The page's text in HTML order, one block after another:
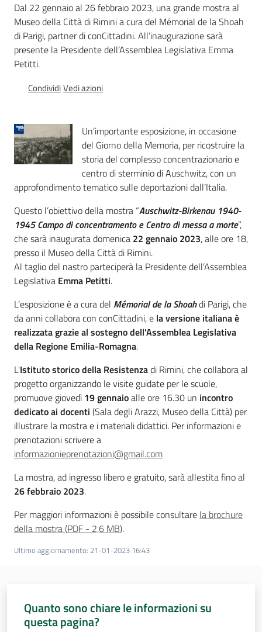
Seguici
su
Assemblea
Assemblea
Attività
Argomenti
Per i media
Dal 22 gennaio al 26 febbraio 2023, una grande mostra al
Museo della Città di Rimini a cura del Mémorial de la Shoah
di Parigi, partner di conCittadini. All’inaugurazione sarà
presente la Presidente dell’Assemblea Legislativa Emma
Petitti.
CondividiVedi azioni
Un’importante esposizione, in occasione
del Giorno della Memoria, per ricostruire la
storia del complesso concentrazionario e
centro di sterminio di Auschwitz, con un
approfondimento tematico sulle deportazioni dall’Italia.
Questo l’obiettivo della mostra “Auschwitz-Birkenau 1940-
1945 Campo di concentramento e Centro di messa a morte”,
che sarà inaugurata domenica 22 gennaio 2023, alle ore 18,
presso il Museo della Città di Rimini.
Al taglio del nastro parteciperà la Presidente dell’Assemblea
Legislativa Emma Petitti.
L’esposizione è a cura del Mémorial de la Shoahdi Parigi, che
da anni collabora con conCittadini, e la versione italiana è
realizzata grazie al sostegno dell'Assemblea Legislativa
della Regione Emilia-Romagna.
L'Istituto storico della Resistenzadi Rimini, che collabora al
progetto organizzando le visite guidate per le scuole,
promuove giovedì 19 gennaioalle ore 16.30 un incontro
dedicato ai docenti (Sala degli Arazzi, Museo della Città) per
illustrare la mostra e i materiali didattici. Per informazioni e
prenotazioni scrivere a
informazionieprenotazioni@gmail.com
La mostra, ad ingresso libero e gratuito, sarà allestita fino al
26 febbraio 2023.
Per maggiori informazioni è possibile consultare la brochure
della mostra(PDF - 2,6 MB).
Ultimo aggiornamento: 21-01-2023 16:43
Quanto sono chiare le informazioni su
questa pagina?